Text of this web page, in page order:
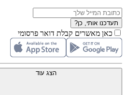
תעדכנו אותי, כן?
כאן מאשרים קבלת דואר פרסומי
הצג עוד